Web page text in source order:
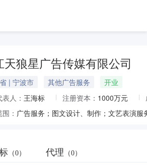
天狼星广告传媒有限公司
| 宁波市 其他广告服务
开业
人： 王海标 注册资本： 1000万元
：
（0） 代理 （0）